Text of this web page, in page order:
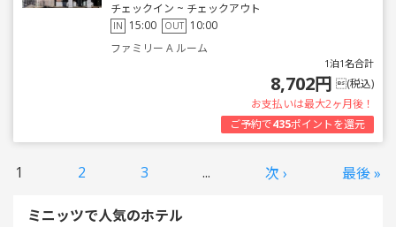
チェックイン ~ チェックアウト
IN 15:00 OUT 10:00
ファミリー A ルーム
1泊1名合計
8,702円 (税込)
お支払いは最大2ヶ月後！
ご予約で435ポイントを還元
1 2 3 ... 次 › 最後 »
ミニッツで人気のホテル